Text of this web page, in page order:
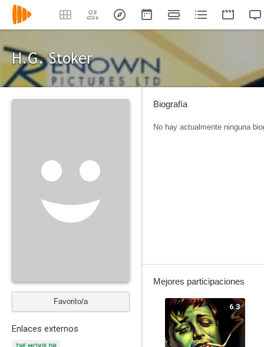
H.G. Stoker
Favorito/a
Enlaces externos
Biografía
No hay actualmente ninguna
Mejores participaciones
6.3